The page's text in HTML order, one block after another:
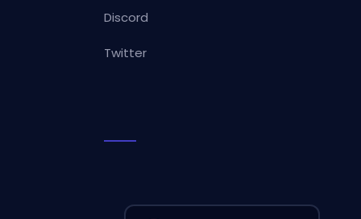
Discord
Twitter